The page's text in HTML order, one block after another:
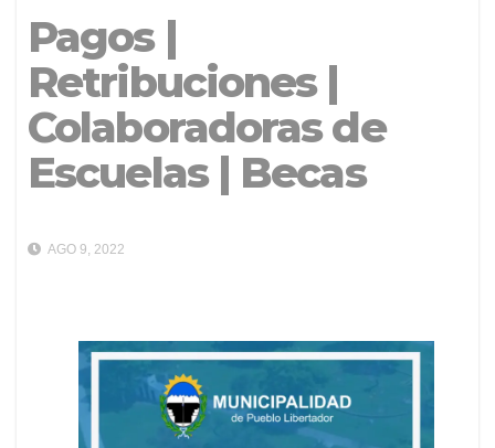
Pagos |
Retribuciones |
Colaboradoras de
Escuelas | Becas
AGO 9, 2022